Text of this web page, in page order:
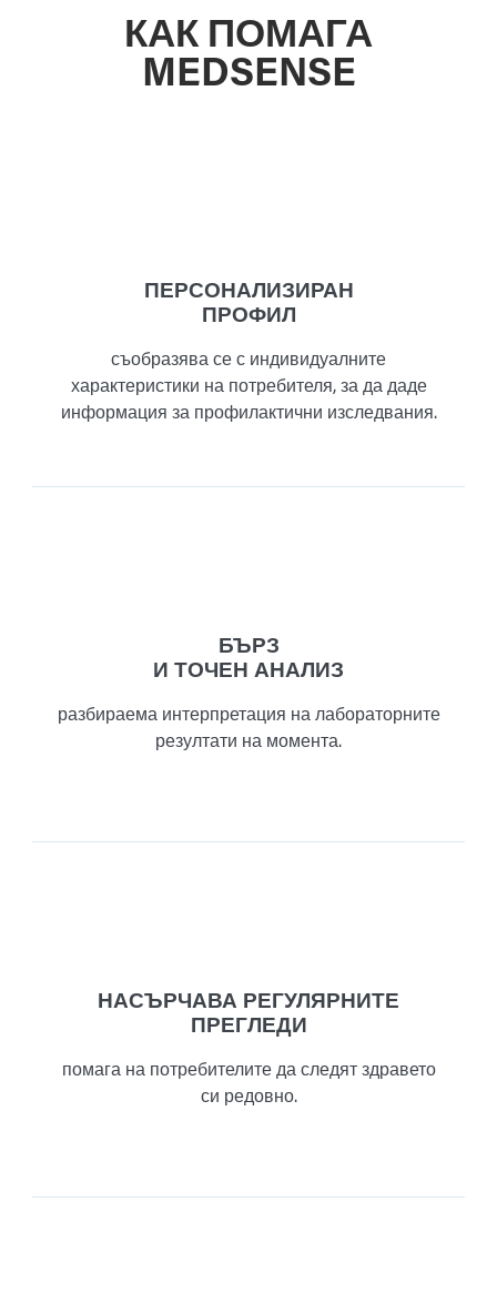
КАК ПОМАГА
MEDSENSE
ПЕРСОНАЛИЗИРАН
ПРОФИЛ
съобразява се с индивидуалните
характеристики на потребителя, за да даде
информация за профилактични изследвания.
БЪРЗ
И ТОЧЕН АНАЛИЗ
разбираема интерпретация на лабораторните
резултати на момента.
НАСЪРЧАВА РЕГУЛЯРНИТЕ
ПРЕГЛЕДИ
помага на потребителите да следят здравето
си редовно.